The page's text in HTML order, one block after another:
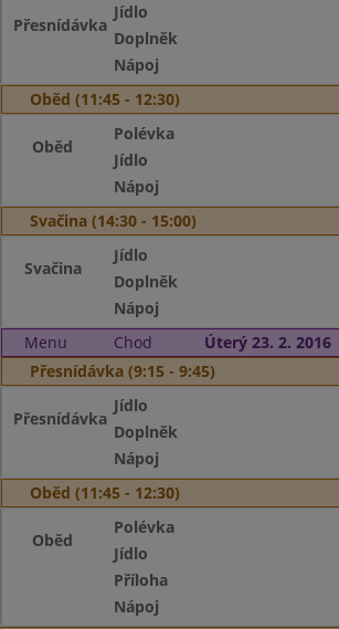
Přesnídávka
Jídlo
Doplněk
Nápoj
Oběd (11:45 - 12:30)
Oběd
Polévka
Jídlo
Nápoj
Svačina (14:30 - 15:00)
Svačina
Jídlo
Doplněk
Nápoj
Menu
Chod
Úterý 23. 2. 2016
Přesnídávka (9:15 - 9:45)
Přesnídávka
Jídlo
Doplněk
Nápoj
Oběd (11:45 - 12:30)
Oběd
Polévka
Jídlo
Příloha
Nápoj